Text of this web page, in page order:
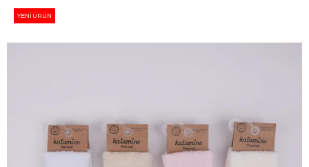
YENI ÜRÜN